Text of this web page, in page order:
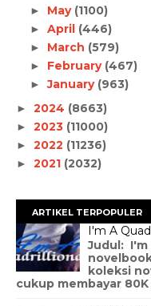
► May (1100)
► April (446)
► March (579)
► February (467)
►January (963)
► 2024 (8663)
► 2023 (11000)
► 2022 (11236)
► 2021 (2032)
ARTIKEL TERPOPULER
I'm A
Judul: I'm
koleksi
cukup membayar 80K